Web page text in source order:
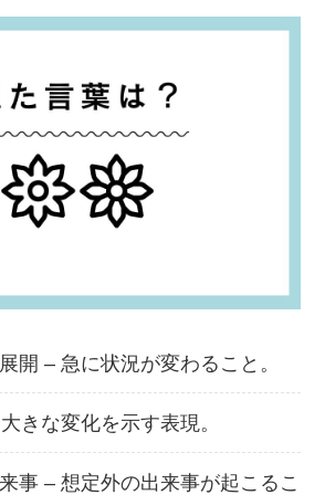
開 – 急に状況が変わること。
きな変化を示す表現。
事 – 想定外の出来事が起こるこ